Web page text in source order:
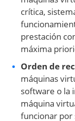
crítica,
prestación
máxima
Orden de
máquinas
software o la
máquina
funcionar por